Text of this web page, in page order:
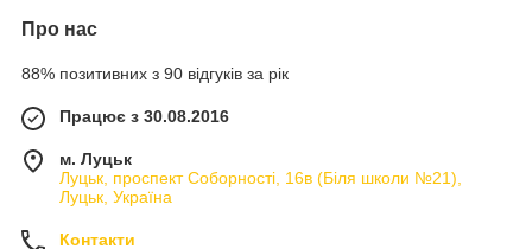
Про нас
88% позитивних з 90 відгуків за рік
Працює з 30.08.2016
м. Луцьк
Луцьк, проспект Соборності, 16в (Біля школи №21),
Луцьк, Україна
Контакти